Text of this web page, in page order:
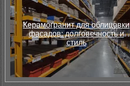
Керамогранит для облицовки
фасадов: долговечность и
стиль